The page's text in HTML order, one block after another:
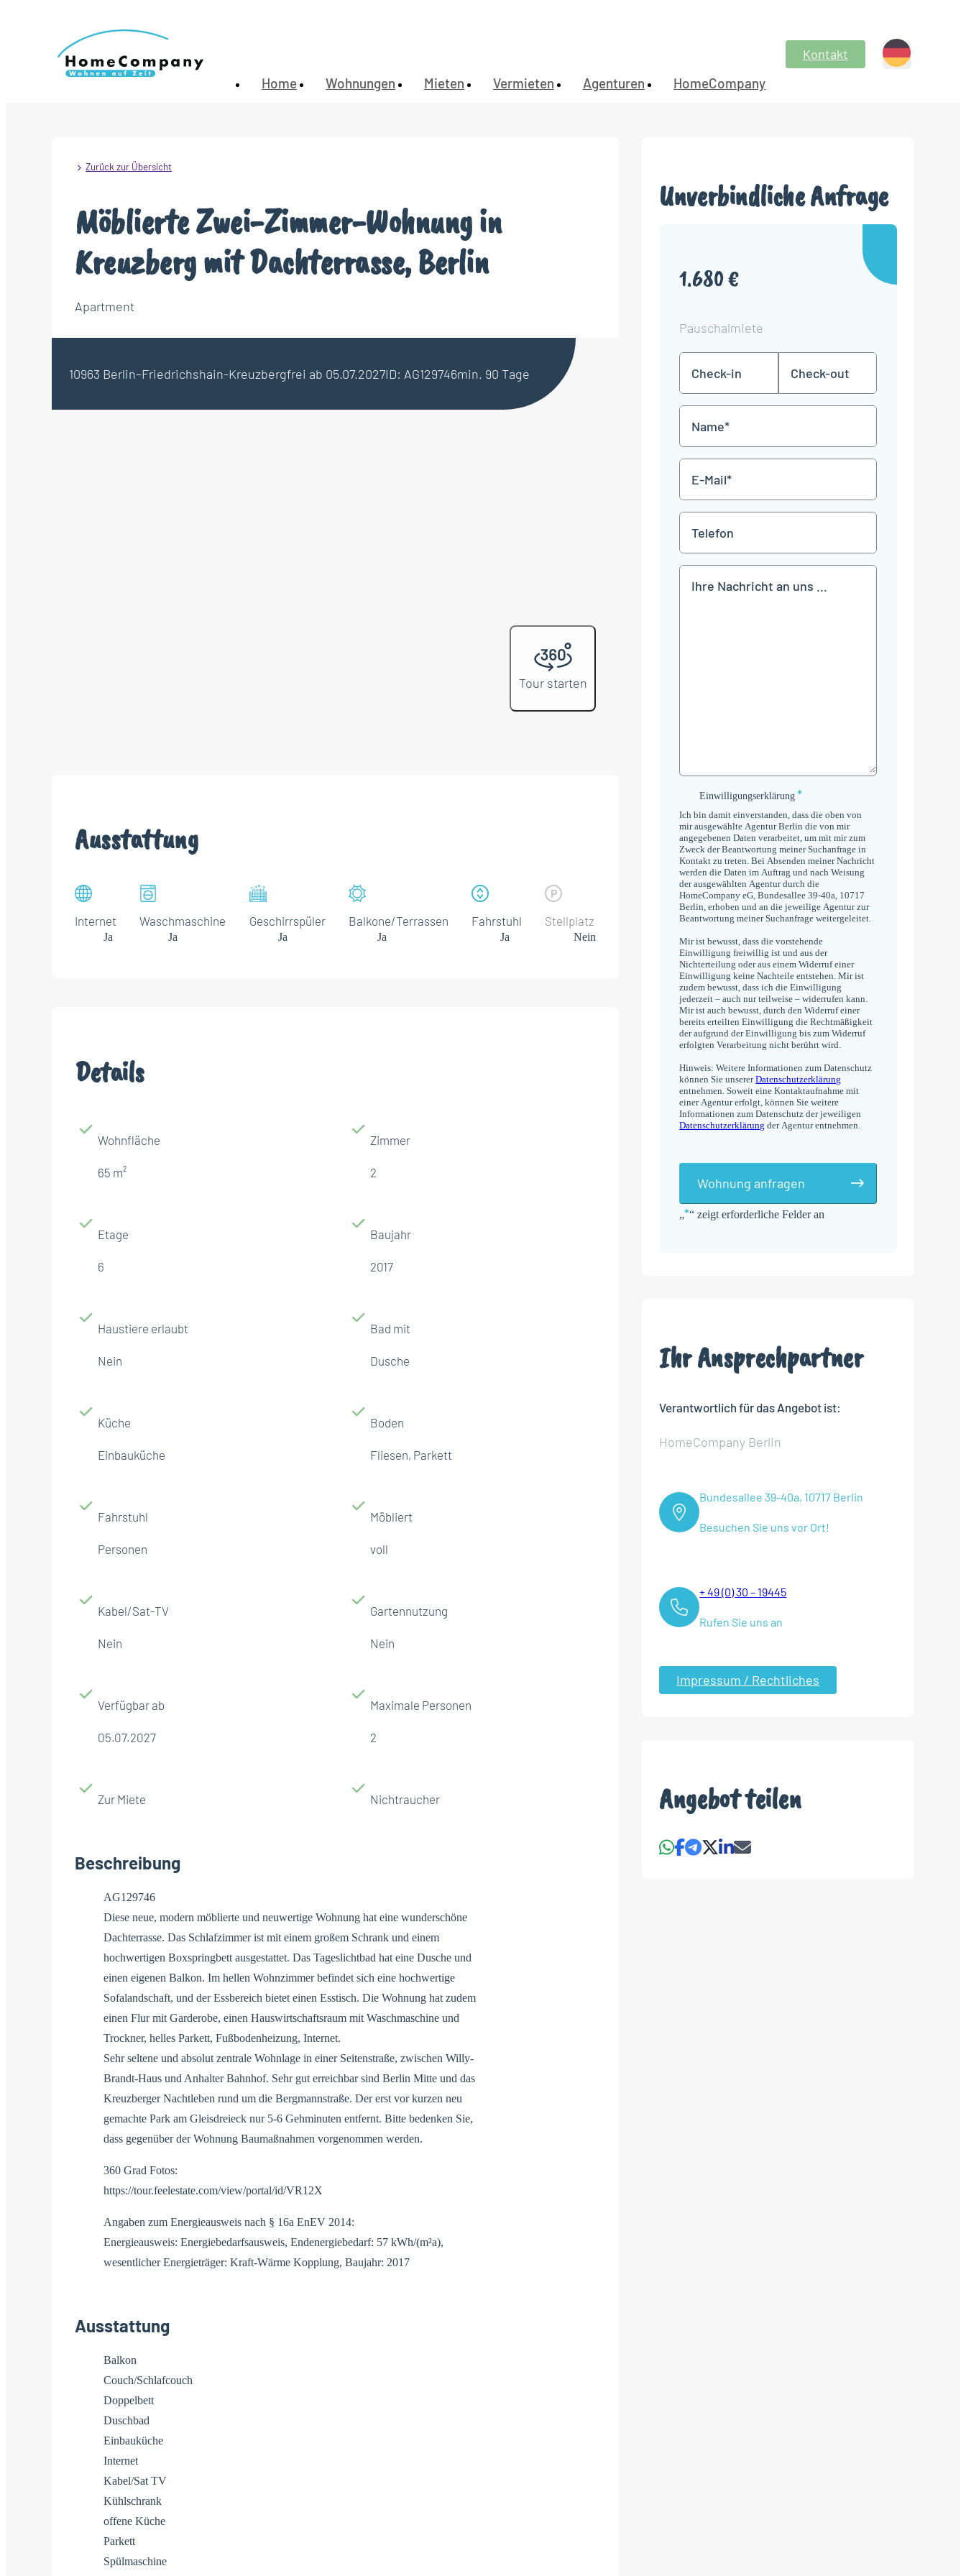
Home Wohnungen Mieten Vermieten Agenturen HomeCompany
Kontakt
Zurück zur Übersicht
Möblierte Zwei-Zimmer-Wohnung in
Kreuzberg mit Dachterrasse, Berlin
Apartment
10963 Berlin–Friedrichshain-Kreuzbergfrei ab 05.07.2027ID: AG129746min. 90 Tage
Tour starten
Ausstattung
Internet
Ja
Waschmaschine
Ja
Geschirrspüler
Ja
Balkone/Terrassen
Ja
Fahrstuhl
Ja
Stellplatz
Nein
Details
Wohnfläche
65 m²
Zimmer
2
Etage
6
Baujahr
2017
Haustiere erlaubt
Nein
Bad mit
Dusche
Küche
Einbauküche
Boden
Fliesen, Parkett
Fahrstuhl
Personen
Möbliert
voll
Kabel/Sat-TV
Nein
Gartennutzung
Nein
Verfügbar ab
05.07.2027
Maximale Personen
2
Zur Miete Nichtraucher
Beschreibung
AG129746
Diese neue, modern möblierte und neuwertige Wohnung hat eine wunderschöne
Dachterrasse. Das Schlafzimmer ist mit einem großem Schrank und einem
hochwertigen Boxspringbett ausgestattet. Das Tageslichtbad hat eine Dusche und
einen eigenen Balkon. Im hellen Wohnzimmer befindet sich eine hochwertige
Sofalandschaft, und der Essbereich bietet einen Esstisch. Die Wohnung hat zudem
einen Flur mit Garderobe, einen Hauswirtschaftsraum mit Waschmaschine und
Trockner, helles Parkett, Fußbodenheizung, Internet.
Sehr seltene und absolut zentrale Wohnlage in einer Seitenstraße, zwischen Willy-
Brandt-Haus und Anhalter Bahnhof. Sehr gut erreichbar sind Berlin Mitte und das
Kreuzberger Nachtleben rund um die Bergmannstraße. Der erst vor kurzen neu
gemachte Park am Gleisdreieck nur 5-6 Gehminuten entfernt. Bitte bedenken Sie,
dass gegenüber der Wohnung Baumaßnahmen vorgenommen werden.
360 Grad Fotos:
https://tour.feelestate.com/view/portal/id/VR12X
Angaben zum Energieausweis nach § 16a EnEV 2014:
Energieausweis: Energiebedarfsausweis, Endenergiebedarf: 57 kWh/(m²a),
wesentlicher Energieträger: Kraft-Wärme Kopplung, Baujahr: 2017
Ausstattung
Balkon
Couch/Schlafcouch
Doppelbett
Duschbad
Einbauküche
Internet
Kabel/Sat TV
Kühlschrank
offene Küche
Parkett
Spülmaschine
Unverbindliche Anfrage
1.680 €
Pauschalmiete
„*“ zeigt erforderliche Felder an
in
TT
Punkt
MM
JJJJ
TT
Punkt
MM
Mail
*
Einwilligungserklärung
Einwilligungserklärung *
Ich bin damit einverstanden, dass die oben von
mir ausgewählte Agentur Berlin die von mir
angegebenen Daten verarbeitet, um mit mir zum
Zweck der Beantwortung meiner Suchanfrage in
Kontakt zu treten. Bei Absenden meiner Nachricht
werden die Daten im Auftrag und nach Weisung
der ausgewählten Agentur durch die
HomeCompany eG, Bundesallee 39-40a, 10717
Berlin, erhoben und an die jeweilige Agentur zur
Beantwortung meiner Suchanfrage weitergeleitet.
Mir ist bewusst, dass die vorstehende
Einwilligung freiwillig ist und aus der
Nichterteilung oder aus einem Widerruf einer
Einwilligung keine Nachteile entstehen. Mir ist
zudem bewusst, dass ich die Einwilligung
jederzeit – auch nur teilweise – widerrufen kann.
Mir ist auch bewusst, durch den Widerruf einer
bereits erteilten Einwilligung die Rechtmäßigkeit
der aufgrund der Einwilligung bis zum Widerruf
erfolgten Verarbeitung nicht berührt wird.
Hinweis: Weitere Informationen zum Datenschutz
können Sie unsererDatenschutzerklärung
entnehmen. Soweit eine Kontaktaufnahme mit
einer Agentur erfolgt, können Sie weitere
Informationen zum Datenschutz der jeweiligen
Datenschutzerklärung der Agentur entnehmen.
Wohnung anfragen
Ihr Ansprechpartner
Verantwortlich für das Angebot ist:
HomeCompany Berlin
Bundesallee 39-40a, 10717 Berlin
Besuchen Sie uns vor Ort!
+ 49 (0) 30 – 19445
Rufen Sie uns an
Impressum / Rechtliches
Angebot teilen